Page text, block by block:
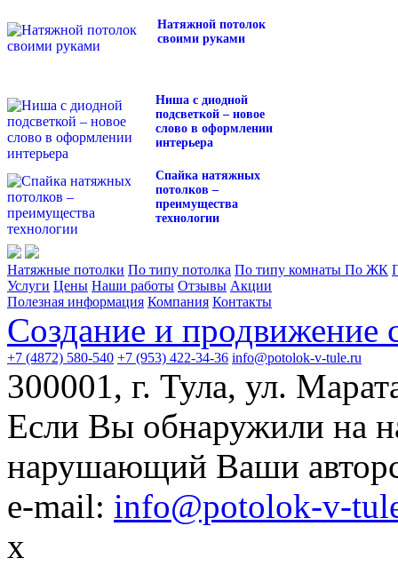
Натяжной потолок
своими руками
Ниша с диодной
подсветкой – новое
слово в оформлении
интерьера
Спайка натяжных
потолков –
преимущества
технологии
Натяжные потолки По типу потолка По типу комнаты По ЖК
Услуги Цены Наши работы Отзывы Акции
Полезная информация Компания Контакты
Создание и продвижение
+7 (4872) 580-540 +7 (953) 422-34-36 info@potolok-v-tule.ru
300001, г. Тула, ул.
Если Вы обнаружили на
нарушающий Ваши
e-mail: info@potolok-v-
x